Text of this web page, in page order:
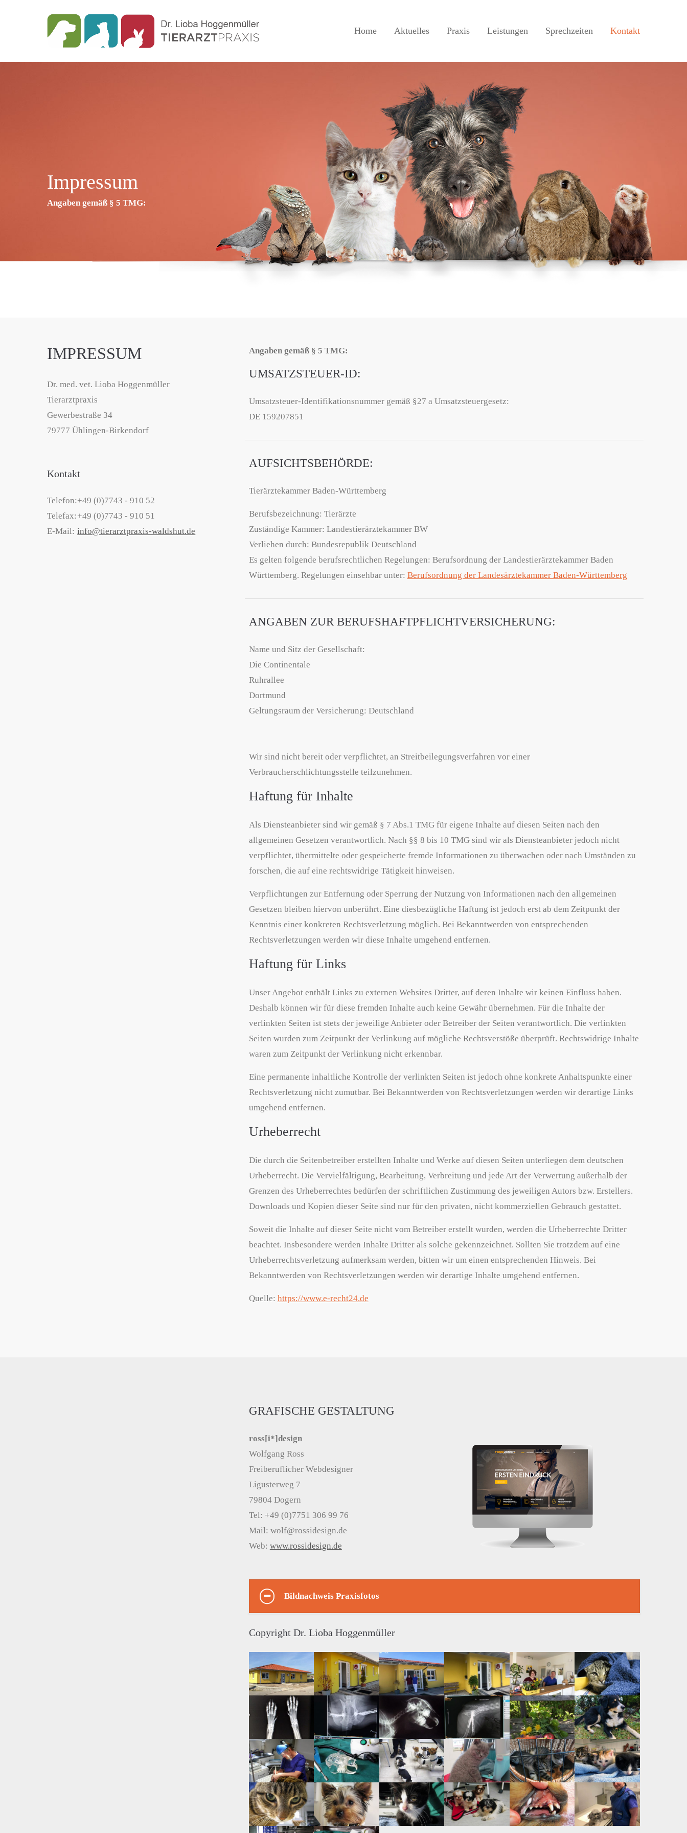
Home Aktuelles Praxis Leistungen Sprechzeiten Kontakt
Impressum
Angaben gemäß § 5 TMG:
IMPRESSUM
Dr. med. vet. Lioba Hoggenmüller
Tierarztpraxis
Gewerbestraße 34
79777 Ühlingen-Birkendorf
Kontakt
Telefon:+49 (0)7743 - 910 52
Telefax: +49 (0)7743 - 910 51
E-Mail: info@tierarztpraxis-waldshut.de
Angaben gemäß § 5 TMG:
UMSATZSTEUER-ID:
Umsatzsteuer-Identifikationsnummer gemäß §27 a Umsatzsteuergesetz:
DE 159207851
AUFSICHTSBEHÖRDE:
Tierärztekammer Baden-Württemberg
Berufsbezeichnung: Tierärzte
Zuständige Kammer: Landestierärztekammer BW
Verliehen durch: Bundesrepublik Deutschland
Es gelten folgende berufsrechtlichen Regelungen: Berufsordnung der Landestierärztekammer Baden
Württemberg. Regelungen einsehbar unter: Berufsordnung der Landesärztekammer Baden-Württemberg
ANGABEN ZUR BERUFSHAFTPFLICHTVERSICHERUNG:
Name und Sitz der Gesellschaft:
Die Continentale
Ruhrallee
Dortmund
Geltungsraum der Versicherung: Deutschland
Wir sind nicht bereit oder verpflichtet, an Streitbeilegungsverfahren vor einer
Verbraucherschlichtungsstelle teilzunehmen.
Haftung für Inhalte
Als Diensteanbieter sind wir gemäß § 7 Abs.1 TMG für eigene Inhalte auf diesen Seiten nach den
allgemeinen Gesetzen verantwortlich. Nach §§ 8 bis 10 TMG sind wir als Diensteanbieter jedoch nicht
verpflichtet, übermittelte oder gespeicherte fremde Informationen zu überwachen oder nach Umständen zu
forschen, die auf eine rechtswidrige Tätigkeit hinweisen.
Verpflichtungen zur Entfernung oder Sperrung der Nutzung von Informationen nach den allgemeinen
Gesetzen bleiben hiervon unberührt. Eine diesbezügliche Haftung ist jedoch erst ab dem Zeitpunkt der
Kenntnis einer konkreten Rechtsverletzung möglich. Bei Bekanntwerden von entsprechenden
Rechtsverletzungen werden wir diese Inhalte umgehend entfernen.
Haftung für Links
Unser Angebot enthält Links zu externen Websites Dritter, auf deren Inhalte wir keinen Einfluss haben.
Deshalb können wir für diese fremden Inhalte auch keine Gewähr übernehmen. Für die Inhalte der
verlinkten Seiten ist stets der jeweilige Anbieter oder Betreiber der Seiten verantwortlich. Die verlinkten
Seiten wurden zum Zeitpunkt der Verlinkung auf mögliche Rechtsverstöße überprüft. Rechtswidrige Inhalte
waren zum Zeitpunkt der Verlinkung nicht erkennbar.
Eine permanente inhaltliche Kontrolle der verlinkten Seiten ist jedoch ohne konkrete Anhaltspunkte einer
Rechtsverletzung nicht zumutbar. Bei Bekanntwerden von Rechtsverletzungen werden wir derartige Links
umgehend entfernen.
Urheberrecht
Die durch die Seitenbetreiber erstellten Inhalte und Werke auf diesen Seiten unterliegen dem deutschen
Urheberrecht. Die Vervielfältigung, Bearbeitung, Verbreitung und jede Art der Verwertung außerhalb der
Grenzen des Urheberrechtes bedürfen der schriftlichen Zustimmung des jeweiligen Autors bzw. Erstellers.
Downloads und Kopien dieser Seite sind nur für den privaten, nicht kommerziellen Gebrauch gestattet.
Soweit die Inhalte auf dieser Seite nicht vom Betreiber erstellt wurden, werden die Urheberrechte Dritter
beachtet. Insbesondere werden Inhalte Dritter als solche gekennzeichnet. Sollten Sie trotzdem auf eine
Urheberrechtsverletzung aufmerksam werden, bitten wir um einen entsprechenden Hinweis. Bei
Bekanntwerden von Rechtsverletzungen werden wir derartige Inhalte umgehend entfernen.
Quelle: https://www.e-recht24.de
GRAFISCHE GESTALTUNG
ross[i*]design
Wolfgang Ross
Freiberuflicher Webdesigner
Ligusterweg 7
79804 Dogern
Tel: +49 (0)7751 306 99 76
Mail: wolf@rossidesign.de
Web: www.rossidesign.de
Bildnachweis Praxisfotos
Copyright Dr. Lioba Hoggenmüller
Röntgenbild
künstliche
Hüftgelenke beim
Hund
Röntgenbild
Kaninchenkopf
künstliches
Hüftgelenk beim
Hund
Zahnbehandlung
Kaninchen
pers. Milchzahn
entfernt